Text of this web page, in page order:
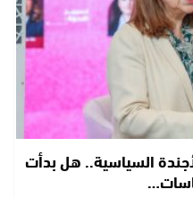
السياسية.. هل بدأت